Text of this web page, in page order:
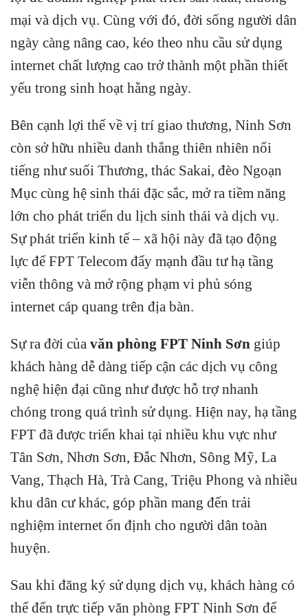
mại và dịch vụ. Cùng với đó, đời sống người dân
ngày càng nâng cao, kéo theo nhu cầu sử dụng
internet chất lượng cao trở thành một phần thiết
yếu trong sinh hoạt hằng ngày.
Bên cạnh lợi thế về vị trí giao thương, Ninh Sơn
còn sở hữu nhiều danh thắng thiên nhiên nổi
tiếng như suối Thương, thác Sakai, đèo Ngoạn
Mục cùng hệ sinh thái đặc sắc, mở ra tiềm năng
lớn cho phát triển du lịch sinh thái và dịch vụ.
Sự phát triển kinh tế – xã hội này đã tạo động
lực để FPT Telecom đẩy mạnh đầu tư hạ tầng
viễn thông và mở rộng phạm vi phủ sóng
internet cáp quang trên địa bàn.
Sự ra đời của văn phòng FPT Ninh Sơn giúp
khách hàng dễ dàng tiếp cận các dịch vụ công
nghệ hiện đại cũng như được hỗ trợ nhanh
chóng trong quá trình sử dụng. Hiện nay, hạ tầng
FPT đã được triển khai tại nhiều khu vực như
Tân Sơn, Nhơn Sơn, Đắc Nhơn, Sông Mỹ, La
Vang, Thạch Hà, Trà Cang, Triệu Phong và nhiều
khu dân cư khác, góp phần mang đến trải
nghiệm internet ổn định cho người dân toàn
huyện.
Sau khi đăng ký sử dụng dịch vụ, khách hàng có
thể đến trực tiếp văn phòng FPT Ninh Sơn để